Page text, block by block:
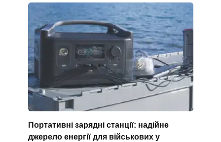
Портативні зарядні станції: надійне
джерело енергії для військових у